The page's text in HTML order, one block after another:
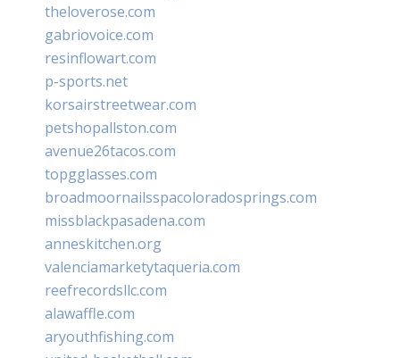
theloverose.com
gabriovoice.com
resinflowart.com
p-sports.net
korsairstreetwear.com
petshopallston.com
avenue26tacos.com
topgglasses.com
broadmoornailsspacoloradosprings.com
missblackpasadena.com
anneskitchen.org
valenciamarketytaqueria.com
reefrecordsllc.com
alawaffle.com
aryouthfishing.com